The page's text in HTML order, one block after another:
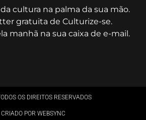
cultura na palma da sua mão.
gratuita de Culturize-se.
manhã na sua caixa de e-mail.
OS DIREITOS RESERVADOS
CRIADO POR WEBSYNC